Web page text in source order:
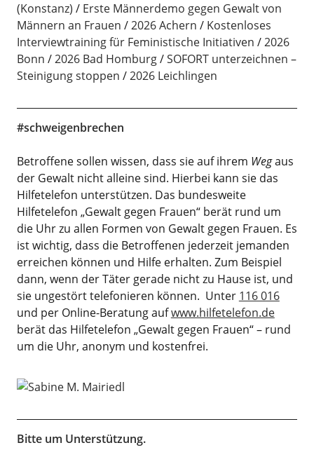
(Konstanz)
Erste Männerdemo gegen Gewalt von
Männern an Frauen
2026 Achern
Kostenloses
Interviewtraining für Feministische Initiativen
2026
Bonn
2026 Bad Homburg
SOFORT unterzeichnen –
Steinigung stoppen
2026 Leichlingen
#schweigenbrechen
Betroffene sollen wissen, dass sie auf ihrem Wegaus
der Gewalt nicht alleine sind. Hierbei kann sie das
Hilfetelefon unterstützen. Das bundesweite
Hilfetelefon „Gewalt gegen Frauen“ berät rund um
die Uhr zu allen Formen von Gewalt gegen Frauen. Es
ist wichtig, dass die Betroffenen jederzeit jemanden
erreichen können und Hilfe erhalten. Zum Beispiel
dann, wenn der Täter gerade nicht zu Hause ist, und
sie ungestört telefonieren können. Unter 116 016
und per Online-Beratung aufwww.hilfetelefon.de
berät das Hilfetelefon „Gewalt gegen Frauen“ – rund
um die Uhr, anonym und kostenfrei.
Bitte um Unterstützung.